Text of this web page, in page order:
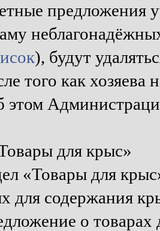
предложения
), будут
того как хозяева
этом
для крыс»
«Товары для
для содержания
о товарах